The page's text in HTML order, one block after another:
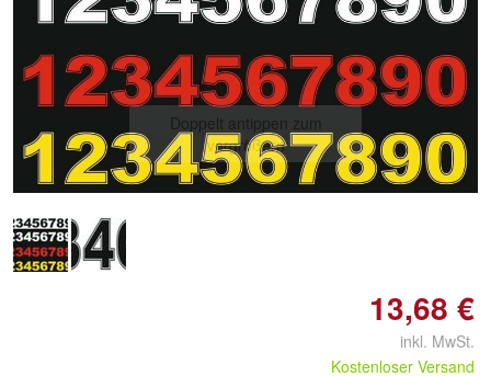
Doppelt antippen zum
vergrößern
13,68 €
inkl. MwSt.
Kostenloser Versand